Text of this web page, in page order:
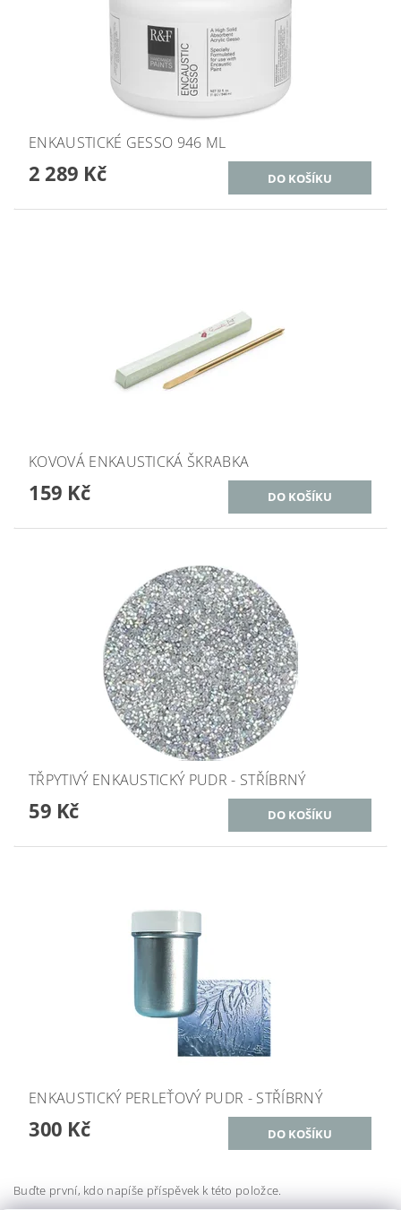
ENKAUSTICKÉ GESSO 946 ML
2 289 Kč
KOVOVÁ ENKAUSTICKÁ ŠKRABKA
159 Kč
TŘPYTIVÝ ENKAUSTICKÝ PUDR - STŘÍBRNÝ
59 Kč
ENKAUSTICKÝ PERLEŤOVÝ PUDR - STŘÍBRNÝ
300 Kč
Buďte první, kdo napíše příspěvek k této položce.